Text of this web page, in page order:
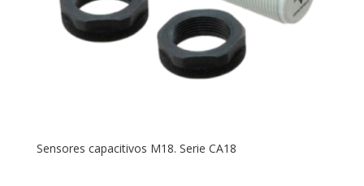
Sensores capacitivos M18. Serie CA18